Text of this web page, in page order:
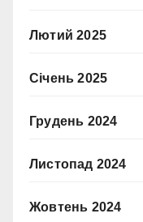
Лютий 2025
Січень 2025
Грудень 2024
Листопад 2024
Жовтень 2024